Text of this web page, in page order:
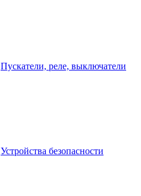
Пускатели, реле, выключатели
Устройства безопасности